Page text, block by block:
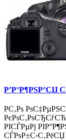
Р’Р°Р¶РЅР°СЏ
Р­С‚Рѕ
РІСЃРµРј